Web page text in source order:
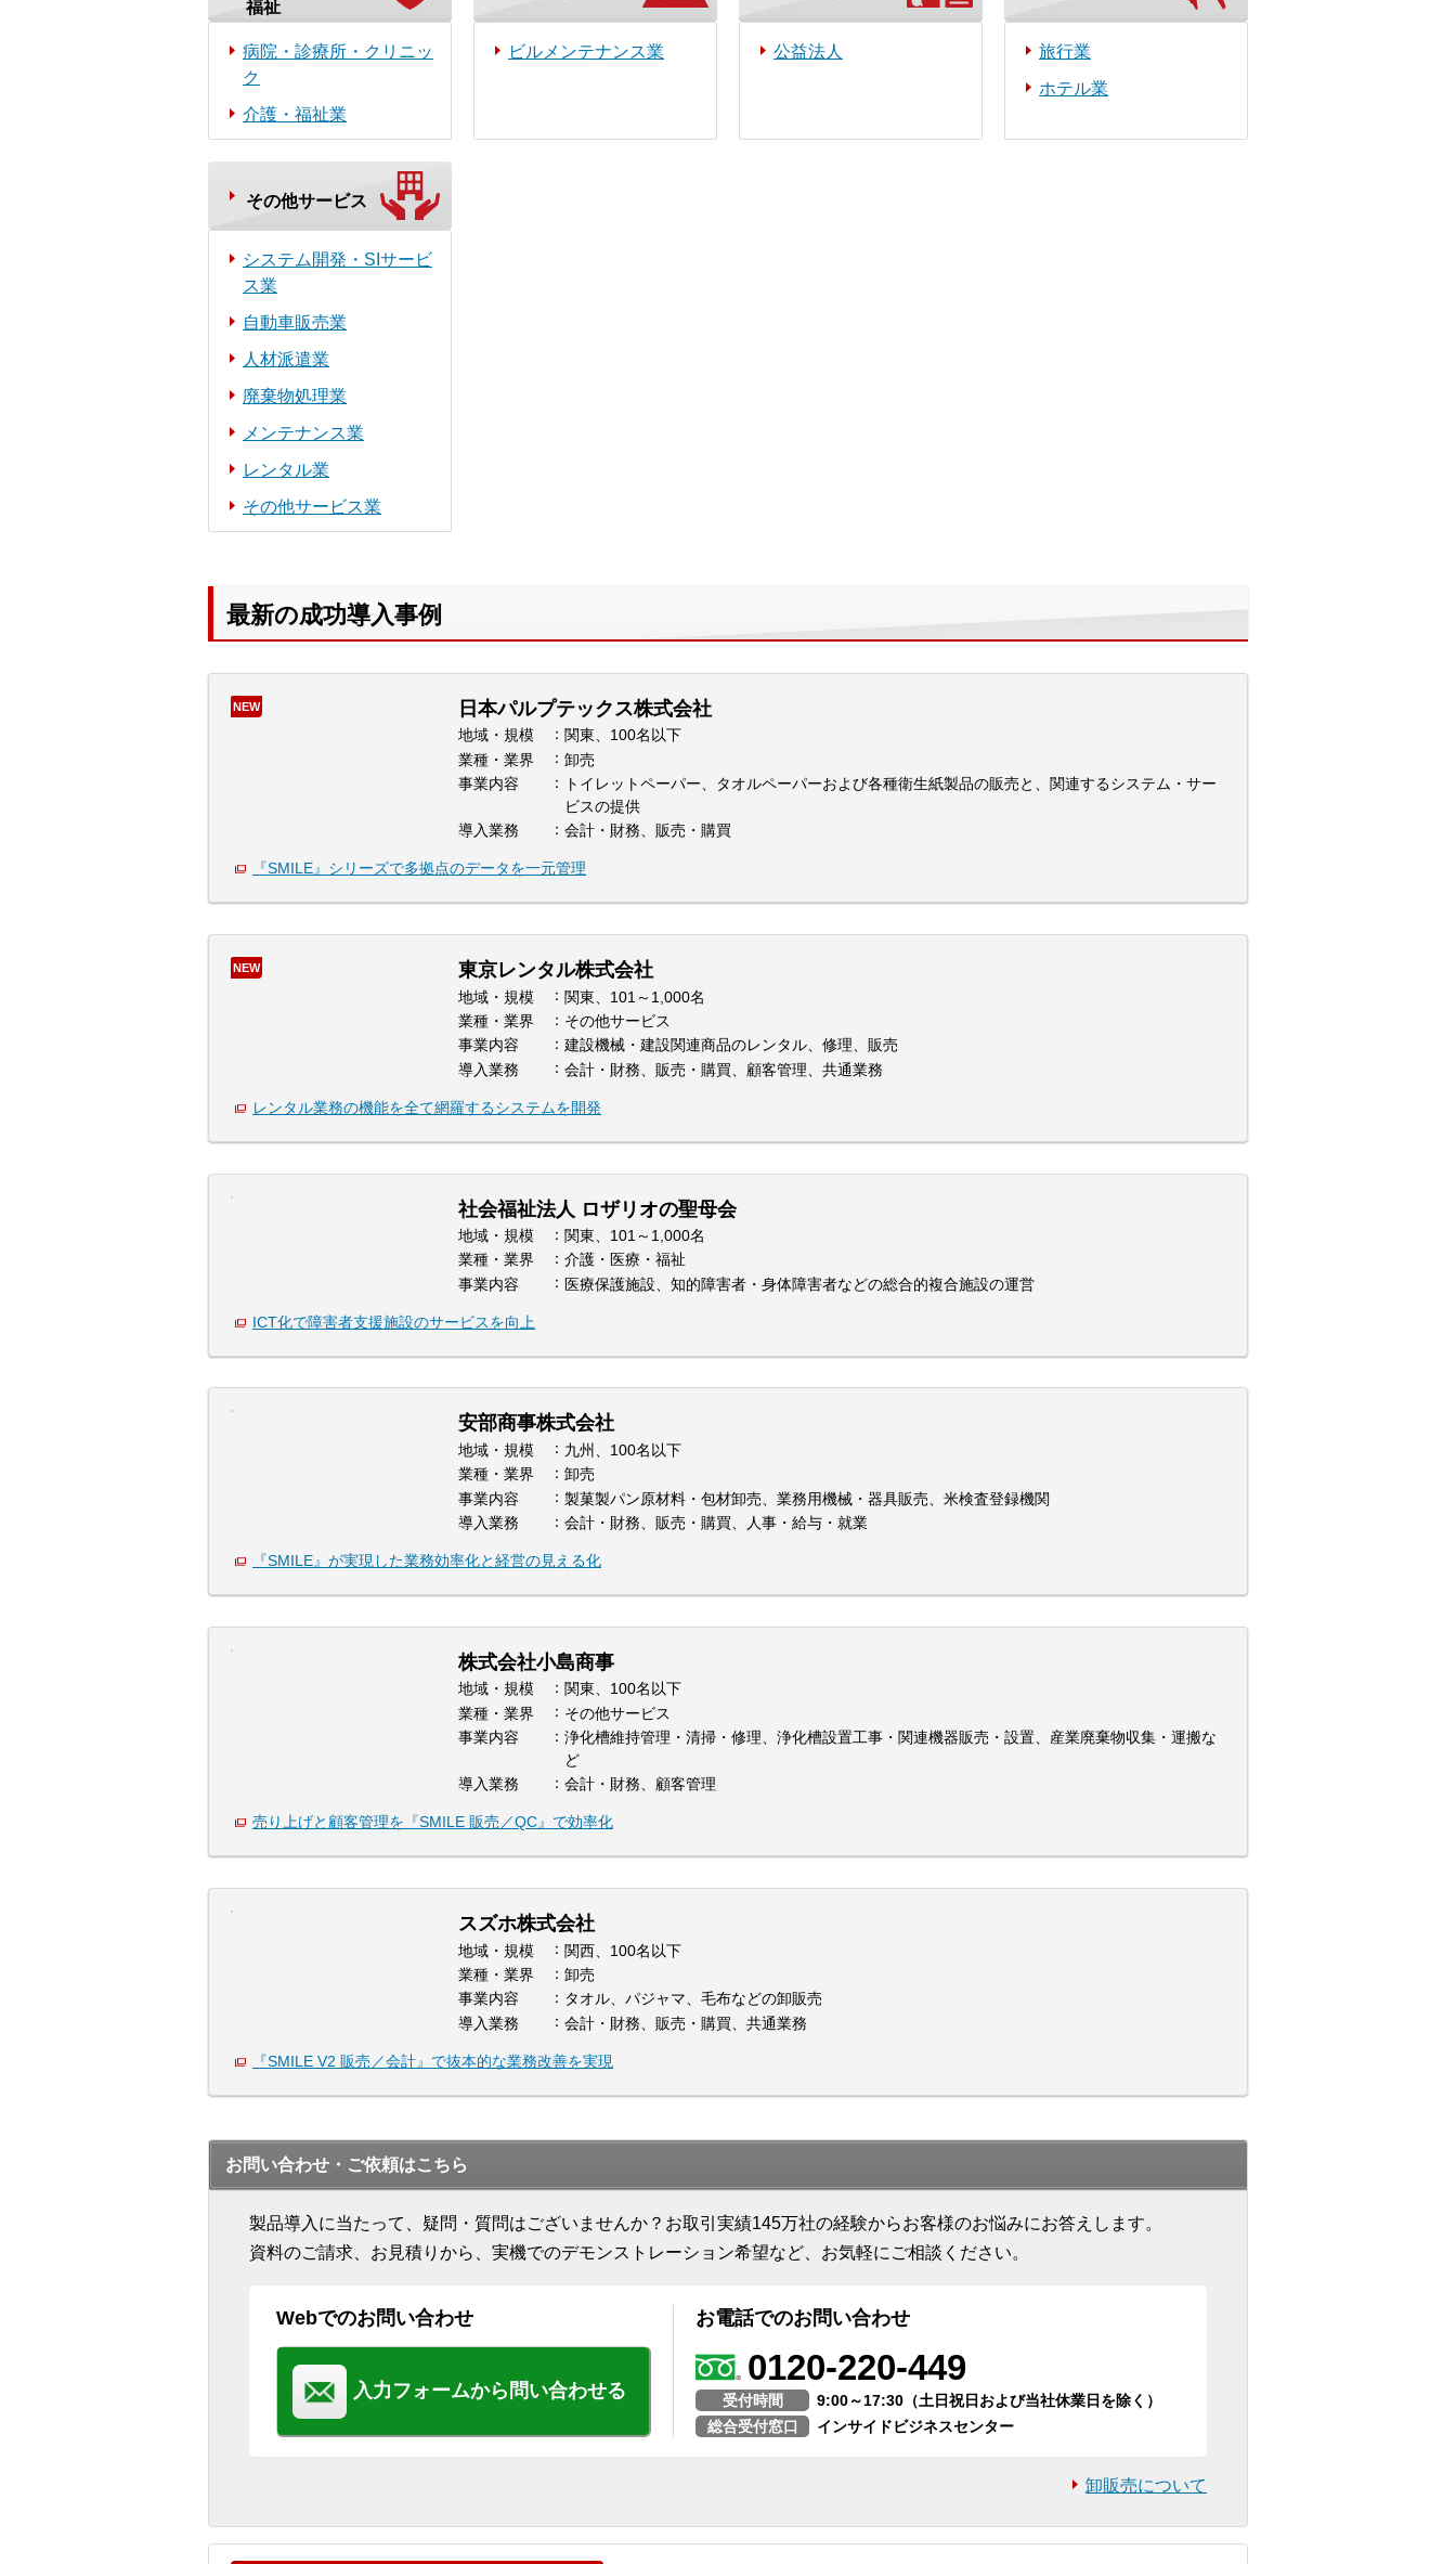
福祉
病院・診療所・クリニッ
ク
介護・福祉業
ビルメンテナンス業 公益法人
旅行業
ホテル業
その他サービス
システム開発・SIサービ
ス業
自動車販売業
人材派遣業
廃棄物処理業
メンテナンス業
レンタル業
その他サービス業
最新の成功導入事例
日本パルプテックス株式会社
地域・規模
関東、100名以下
業種・業界
卸売
事業内容
トイレットペーパー、タオルペーパーおよび各種衛生紙製品の販売と、関連するシステム・サー
ビスの提供
導入業務
会計・財務、販売・購買
『SMILE』シリーズで多拠点のデータを一元管理
NEW
東京レンタル株式会社
地域・規模
関東、101～1,000名
業種・業界
その他サービス
事業内容
建設機械・建設関連商品のレンタル、修理、販売
導入業務
会計・財務、販売・購買、顧客管理、共通業務
レンタル業務の機能を全て網羅するシステムを開発
NEW
社会福祉法人 ロザリオの聖母会
地域・規模
関東、101～1,000名
業種・業界
介護・医療・福祉
事業内容
医療保護施設、知的障害者・身体障害者などの総合的複合施設の運営
ICT化で障害者支援施設のサービスを向上
安部商事株式会社
地域・規模
九州、100名以下
業種・業界
卸売
事業内容
製菓製パン原材料・包材卸売、業務用機械・器具販売、米検査登録機関
導入業務
会計・財務、販売・購買、人事・給与・就業
『SMILE』が実現した業務効率化と経営の見える化
株式会社小島商事
地域・規模
関東、100名以下
業種・業界
その他サービス
事業内容
浄化槽維持管理・清掃・修理、浄化槽設置工事・関連機器販売・設置、産業廃棄物収集・運搬な
ど
導入業務
会計・財務、顧客管理
売り上げと顧客管理を『SMILE 販売／QC』で効率化
スズホ株式会社
地域・規模
関西、100名以下
業種・業界
卸売
事業内容
タオル、パジャマ、毛布などの卸販売
導入業務
会計・財務、販売・購買、共通業務
『SMILE V2 販売／会計』で抜本的な業務改善を実現
お問い合わせ・ご依頼はこちら
製品導入に当たって、疑問・質問はございませんか？お取引実績145万社の経験からお客様のお悩みにお答えします。
資料のご請求、お見積りから、実機でのデモンストレーション希望など、お気軽にご相談ください。
Webでのお問い合わせ
入力フォームから問い合わせる
お電話でのお問い合わせ
0120-220-449
受付時間
9:00～17:30（土日祝日および当社休業日を除く）
総合受付窓口
インサイドビジネスセンター
卸販売について